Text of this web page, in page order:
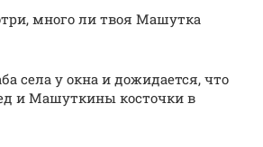
много ли твоя Машутка
села у окна и дожидается, что
и Машуткины косточки в